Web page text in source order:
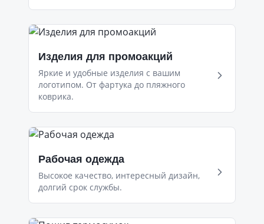
Изделия для промоакций
Яркие и удобные изделия с вашим
логотипом. От фартука до пляжного
коврика.
Рабочая одежда
Высокое качество, интересный дизайн,
долгий срок службы.